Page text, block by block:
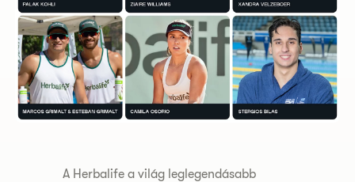
A Herbalife a világ leglegendásabb